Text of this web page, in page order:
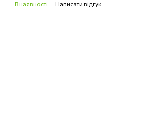
В наявності Написати відгук